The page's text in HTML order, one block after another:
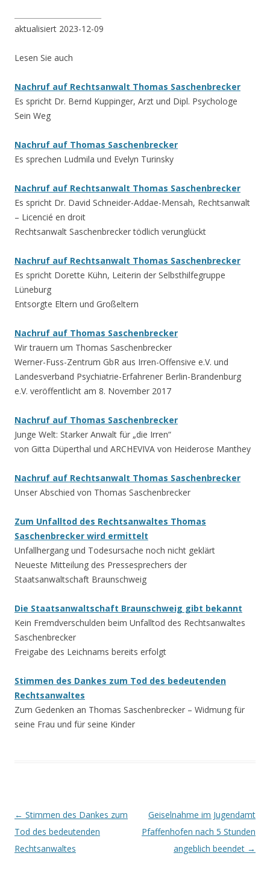
aktualisiert 2023-12-09
Lesen Sie auch
Nachruf auf Rechtsanwalt Thomas Saschenbrecker
Es spricht Dr. Bernd Kuppinger, Arzt und Dipl. Psychologe
Sein Weg
Nachruf auf Thomas Saschenbrecker
Es sprechen Ludmila und Evelyn Turinsky
Nachruf auf Rechtsanwalt Thomas Saschenbrecker
Es spricht Dr. David Schneider-Addae-Mensah, Rechtsanwalt
– Licencié en droit
Rechtsanwalt Saschenbrecker tödlich verunglückt
Nachruf auf Rechtsanwalt Thomas Saschenbrecker
Es spricht Dorette Kühn, Leiterin der Selbsthilfegruppe
Lüneburg
Entsorgte Eltern und Großeltern
Nachruf auf Thomas Saschenbrecker
Wir trauern um Thomas Saschenbrecker
Werner-Fuss-Zentrum GbR aus Irren-Offensive e.V. und
Landesverband Psychiatrie-Erfahrener Berlin-Brandenburg
e.V. veröffentlicht am 8. November 2017
Nachruf auf Thomas Saschenbrecker
Junge Welt: Starker Anwalt für „die Irren“
von Gitta Düperthal und ARCHEVIVA von Heiderose Manthey
Nachruf auf Rechtsanwalt Thomas Saschenbrecker
Unser Abschied von Thomas Saschenbrecker
Zum Unfalltod des Rechtsanwaltes Thomas
Saschenbrecker wird ermittelt
Unfallhergang und Todesursache noch nicht geklärt
Neueste Mitteilung des Pressesprechers der
Staatsanwaltschaft Braunschweig
Die Staatsanwaltschaft Braunschweig gibt bekannt
Kein Fremdverschulden beim Unfalltod des Rechtsanwaltes
Saschenbrecker
Freigabe des Leichnams bereits erfolgt
Stimmen des Dankes zum Tod des bedeutenden
Rechtsanwaltes
Zum Gedenken an Thomas Saschenbrecker – Widmung für
seine Frau und für seine Kinder
Beitrags-
Navigation
← Stimmen des Dankes zum
Tod des bedeutenden
Rechtsanwaltes
Geiselnahme im Jugendamt
Pfaffenhofen nach 5 Stunden
angeblich beendet →